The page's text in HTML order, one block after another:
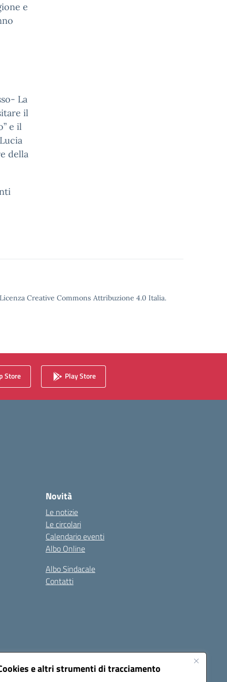
e altri strumenti di tracciamento
e
La
il
e il
della
Creative Commons Attribuzione 4.0 Italia.
Store Play Store
Novità
Le notizie
Le circolari
Calendario eventi
Albo Online
Albo Sindacale
Contatti